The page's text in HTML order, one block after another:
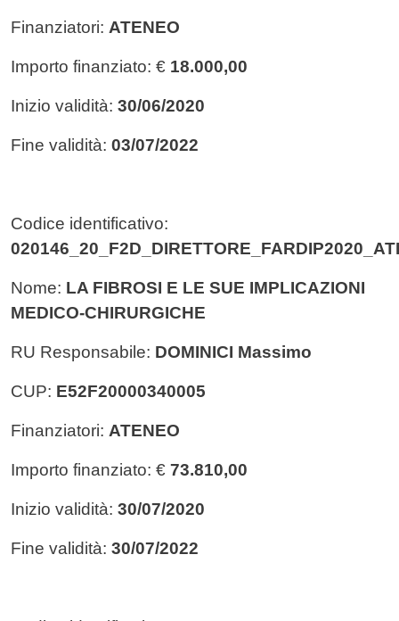
Finanziatori: ATENEO
Importo finanziato: € 18.000,00
Inizio validità: 30/06/2020
Fine validità: 03/07/2022
Codice identificativo:
Nome: LA FIBROSI E LE SUE IMPLICAZIONI
MEDICO-CHIRURGICHE
RU Responsabile: DOMINICI Massimo
CUP: E52F20000340005
Finanziatori: ATENEO
Importo finanziato: € 73.810,00
Inizio validità: 30/07/2020
Fine validità: 30/07/2022